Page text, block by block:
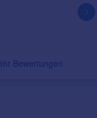
Bewertungen